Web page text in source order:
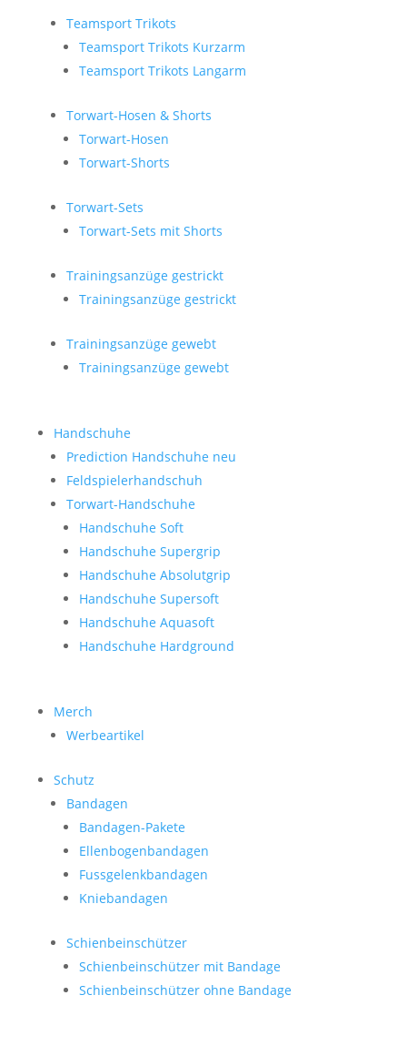
Teamsport Trikots
Teamsport Trikots Kurzarm
Teamsport Trikots Langarm
Torwart-Hosen & Shorts
Torwart-Hosen
Torwart-Shorts
Torwart-Sets
Torwart-Sets mit Shorts
Trainingsanzüge gestrickt
Trainingsanzüge gestrickt
Trainingsanzüge gewebt
Trainingsanzüge gewebt
Handschuhe
Prediction Handschuhe neu
Feldspielerhandschuh
Torwart-Handschuhe
Handschuhe Soft
Handschuhe Supergrip
Handschuhe Absolutgrip
Handschuhe Supersoft
Handschuhe Aquasoft
Handschuhe Hardground
Merch
Werbeartikel
Schutz
Bandagen
Bandagen-Pakete
Ellenbogenbandagen
Fussgelenkbandagen
Kniebandagen
Schienbeinschützer
Schienbeinschützer mit Bandage
Schienbeinschützer ohne Bandage